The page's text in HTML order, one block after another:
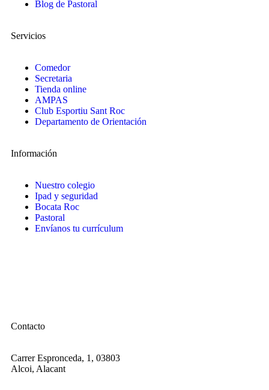
Blog de Pastoral
Servicios
Comedor
Secretaria
Tienda online
AMPAS
Club Esportiu Sant Roc
Departamento de Orientación
Información
Nuestro colegio
Ipad y seguridad
Bocata Roc
Pastoral
Envíanos tu currículum
Contacto
Carrer Espronceda, 1, 03803
Alcoi, Alacant